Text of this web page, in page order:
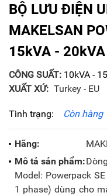
BỘ LƯU ĐIỆN
MAKELSAN
15kVA - 20kVA
CÔNG SUẤT: 10kVA -
XUẤT XỨ: Turkey - EU
Tình trạng: Còn hàng
Hãng:
Mô tả sản phẩm:
Model: Powerpack
1 phase) dùng cho